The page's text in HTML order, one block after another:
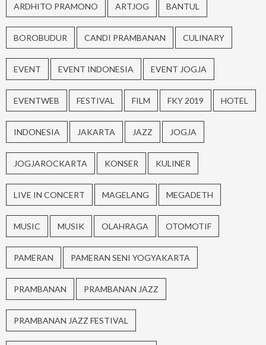
ARDHITO PRAMONO ARTJOG BANTUL
BOROBUDUR CANDI PRAMBANAN CULINARY
EVENT EVENT INDONESIA EVENT JOGJA
EVENTWEB FESTIVAL FILM FKY 2019 HOTEL
INDONESIA JAKARTA JAZZ JOGJA
JOGJAROCKARTA KONSER KULINER
LIVE IN CONCERT MAGELANG MEGADETH
MUSIC MUSIK OLAHRAGA OTOMOTIF
PAMERAN PAMERAN SENI YOGYAKARTA
PRAMBANAN PRAMBANAN JAZZ
PRAMBANAN JAZZ FESTIVAL